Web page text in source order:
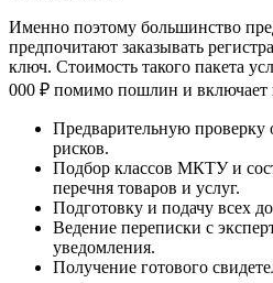
Именно поэтому большинство
предпочитают заказывать
ключ. Стоимость такого пакета
000 ₽ помимо пошлин и включает
Предварительную проверку
рисков.
Подбор классов МКТУ и
перечня товаров и услуг.
Подготовку и подачу всех
Ведение переписки с
уведомления.
Получение готового